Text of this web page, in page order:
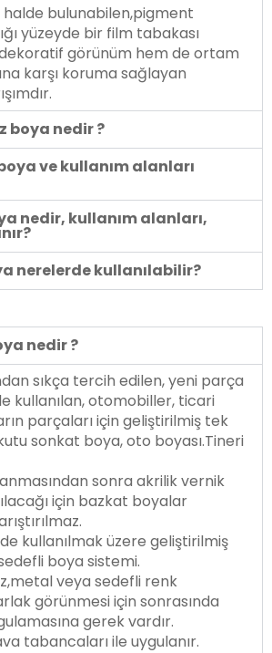
halde bulunabilen,pigment
yüzeyde bir film tabakası
görünüm hem de ortam
karşı koruma sağlayan
boya nedir ?
ve kullanım alanları
nedir, kullanım alanları,
nerelerde kullanılabilir?
nedir ?
sıkça tercih edilen, yeni parça
kullanılan, otomobiller, ticari
parçaları için geliştirilmiş tek
sonkat boya, oto boyası.Tineri
sonra akrilik vernik
için bazkat boyalar
kullanılmak üzere geliştirilmiş
boya sistemi.
veya sedefli renk
görünmesi için sonrasında
gerek vardır.
tabancaları ile uygulanır.